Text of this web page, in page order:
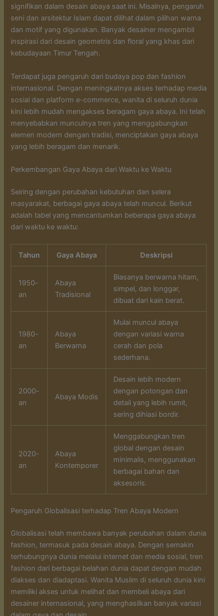
signifikan dalam desain abaya saat ini. Misalnya, pengaruh
seni dan arsitektur Islam dapat dilihat dalam pilihan warna
dan motif yang digunakan. Banyak desainer mengambil
inspirasi dari desain geometris dan floral yang khas dari
kebudayaan Timur Tengah.
Terdapat juga pengaruh dari budaya pop dan fashion
internasional. Dengan meningkatnya akses terhadap media
sosial dan platform e-commerce, wanita di seluruh dunia
kini lebih mudah mengakses beragam gaya abaya. Ini telah
menyebabkan munculnya tren yang menggabungkan
elemen modern dengan tradisi, menciptakan gaya abaya
yang lebih beragam dan menarik.
Perkembangan Gaya Abaya dari Waktu ke Waktu
Seiring dengan perubahan kebutuhan dan selera
masyarakat, berbagai gaya abaya telah muncul. Berikut
adalah tabel yang mencantumkan beberapa gaya abaya
dari waktu ke waktu:
Tahun Gaya Abaya Deskripsi
1950-
an
Abaya
Tradisional
Biasanya berwarna hitam,
simpel, dan longgar,
dibuat dari kain berat.
1980-
an
Abaya
Berwarna
Mulai muncul abaya
dengan variasi warna
cerah dan pola
sederhana.
2000-
an
Abaya Modis
Desain lebih modern
dengan potongan dan
detail yang lebih rumit,
sering dihiasi bordir.
2020-
an
Abaya
Kontemporer
Menggabungkan tren
global dengan desain
minimalis, menggunakan
berbagai bahan dan
aksesoris.
Pengaruh Globalisasi terhadap Tren Abaya Modern
Globalisasi telah membawa banyak perubahan dalam dunia
fashion, termasuk pada desain abaya. Dengan semakin
terhubungnya dunia melalui internet dan media sosial, tren
fashion dari berbagai belahan dunia dapat dengan mudah
diakses dan diadaptasi. Wanita Muslim di seluruh dunia kini
memiliki akses untuk melihat dan membeli abaya dari
desainer internasional, yang menghasilkan banyak variasi